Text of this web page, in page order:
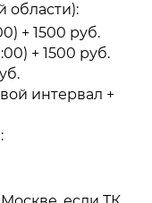
области):
+ 1500 руб.
+ 1500 руб.
интервал +